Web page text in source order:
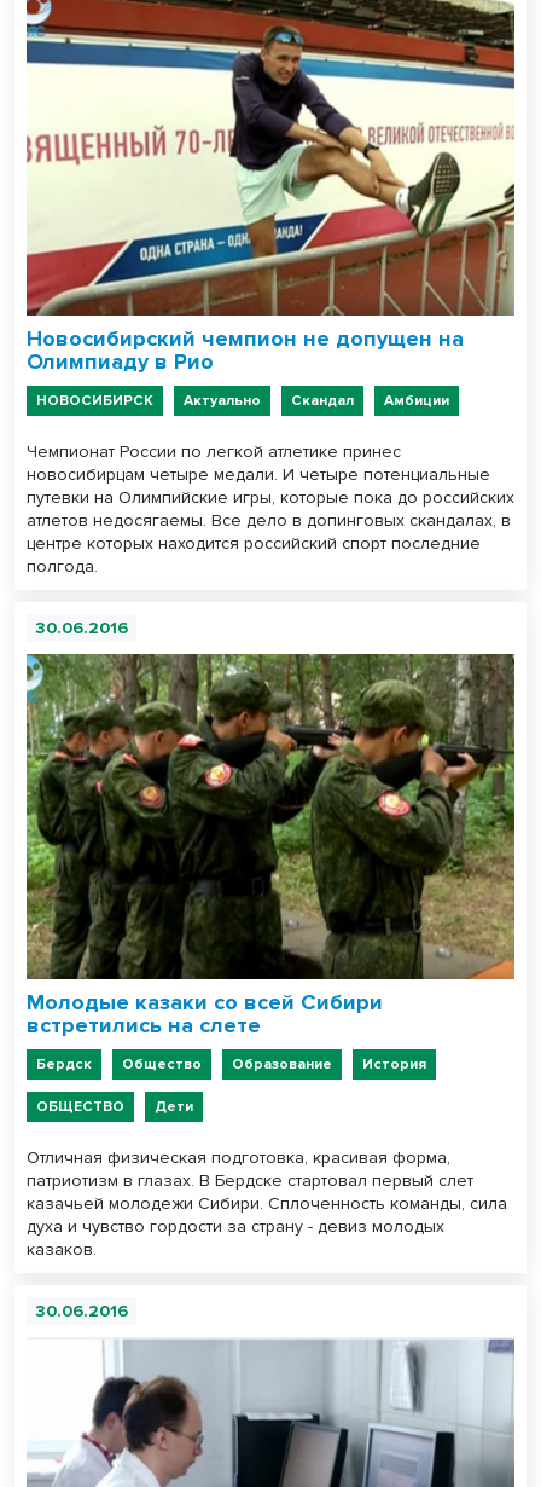
Новосибирский чемпион не допущен на
Олимпиаду в Рио
НОВОСИБИРСК Актуально Скандал Амбиции
Чемпионат России по легкой атлетике принес
новосибирцам четыре медали. И четыре потенциальные
путевки на Олимпийские игры, которые пока до российских
атлетов недосягаемы. Все дело в допинговых скандалах, в
центре которых находится российский спорт последние
полгода.
30.06.2016
Молодые казаки со всей Сибири
встретились на слете
Бердск Общество Образование История
ОБЩЕСТВО Дети
Отличная физическая подготовка, красивая форма,
патриотизм в глазах. В Бердске стартовал первый слет
казачьей молодежи Сибири. Сплоченность команды, сила
духа и чувство гордости за страну - девиз молодых
казаков.
30.06.2016